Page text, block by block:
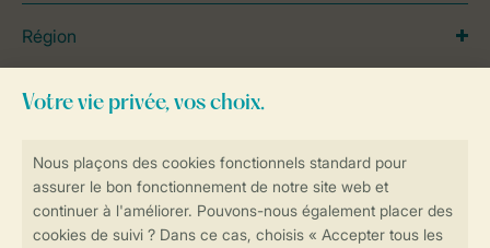
Région
Hébergements spéciaux
Forfaits